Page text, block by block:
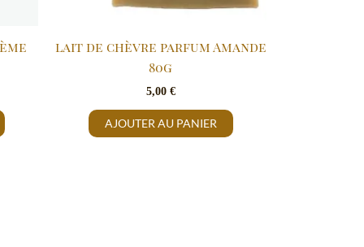
lait de chèvre parfum Amande
80g
5,00 €
AJOUTER AU PANIER